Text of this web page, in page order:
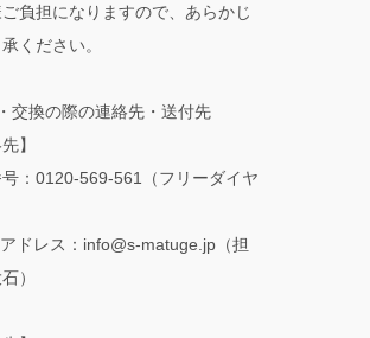
負担になりますので、あらかじ
ください。
交換の際の連絡先・送付先
】
：0120-569-561（フリーダイヤ
ドレス：info@s-matuge.jp（担
）